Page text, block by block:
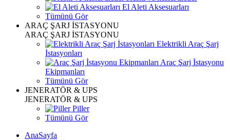
El Aleti Aksesuarları
Tümünü Gör
ARAÇ ŞARJ İSTASYONU
ARAÇ ŞARJ İSTASYONU
Elektrikli Araç Şarj
İstasyonları
Araç Şarj İstasyonu
Ekipmanları
Tümünü Gör
JENERATÖR & UPS
JENERATÖR & UPS
Piller
Tümünü Gör
AnaSayfa